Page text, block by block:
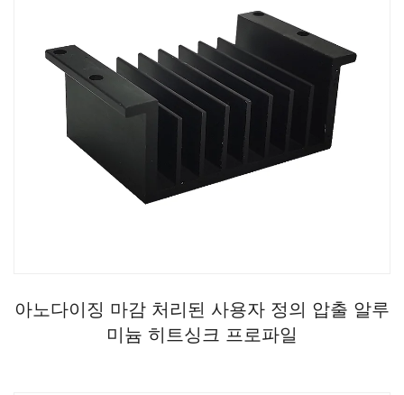
아노다이징 마감 처리된 사용자 정의 압출 알루
미늄 히트싱크 프로파일